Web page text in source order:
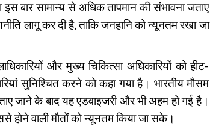
इस बार सामान्य से अधिक तापमान की संभावना जताए
लागू कर दी है, ताकि जनहानि को न्यूनतम रखा जा
और मुख्य चिकित्सा अधिकारियों को हीट-
सुनिश्चित करने को कहा गया है। भारतीय मौसम
जाने के बाद यह एडवाइजरी और भी अहम हो गई है।
वाली मौतों को न्यूनतम किया जा सके।